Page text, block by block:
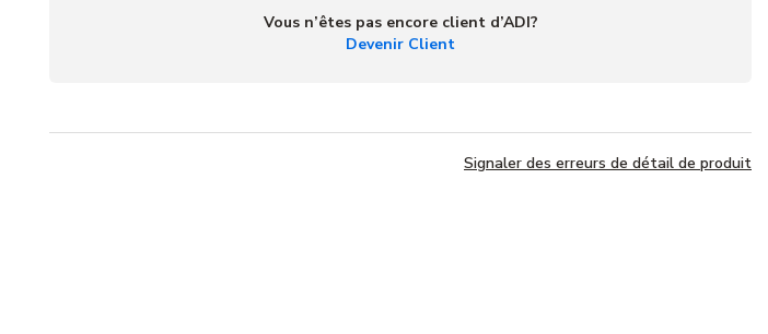
Vous n’êtes pas encore client d’ADI?
Devenir Client
Signaler des erreurs de détail de produit